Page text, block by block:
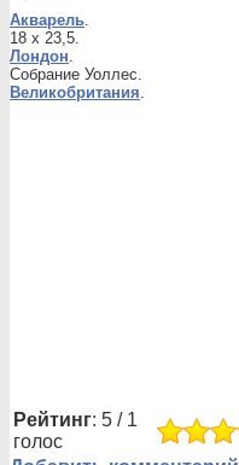
Акварель.
18 x 23,5.
Лондон.
Собрание Уоллес.
Великобритания.
Рейтинг: 5 / 1
голос